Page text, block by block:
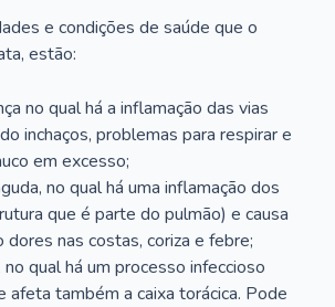
e condições de saúde que o
estão:
no qual há a inflamação das vias
inchaços, problemas para respirar e
em excesso;
no qual há uma inflamação dos
que é parte do pulmão) e causa
dores nas costas, coriza e febre;
no qual há um processo infeccioso
afeta também a caixa torácica. Pode